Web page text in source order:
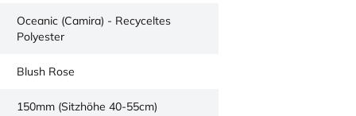
Oceanic (Camira) - Recyceltes
Polyester
Blush Rose
150mm (Sitzhöhe 40-55cm)